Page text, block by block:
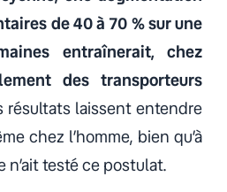
de 40 à 70 % sur une
entraînerait, chez
des transporteurs
résultats laissent entendre
chez l’homme, bien qu’à
n’ait testé ce postulat.